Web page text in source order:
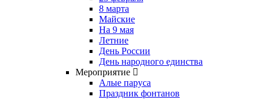
8 марта
Майские
На 9 мая
Летние
День России
День народного единства
Мероприятие
Алые паруса
Праздник фонтанов